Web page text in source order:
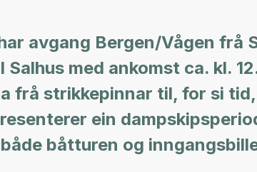
avgang Bergen/Vågen frå
med ankomst ca. kl.
frå strikkepinnar til, for si
ein
båtturen og